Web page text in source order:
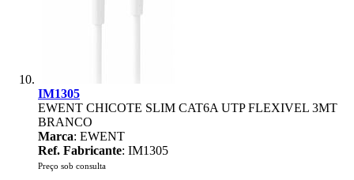
IM1305
EWENT CHICOTE SLIM CAT6A UTP FLEXIVEL 3MT
BRANCO
Marca: EWENT
Ref. Fabricante: IM1305
Preço sob consulta